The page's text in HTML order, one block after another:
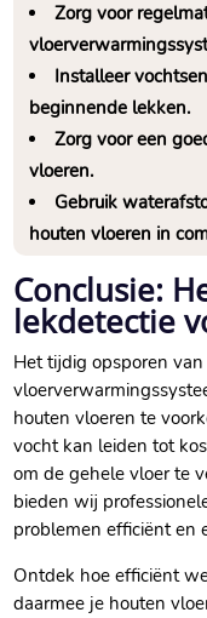
Zorg voor
Installeer
beginnende lekken.​
Zorg voor een
vloeren.​
Gebruik
houten vloeren in
Conclusie:
lekdetectie
Het tijdig opsporen
houten vloeren te
vocht kan leiden tot
om de gehele vloer te
bieden wij
problemen efficiënt en
Ontdek hoe efficiënt
daarmee je houten